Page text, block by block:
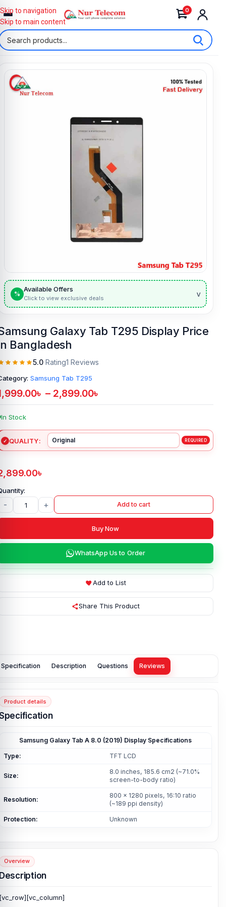
0
Skip to navigation
Skip to main content
%
Available Offers
Click to view exclusive deals v
Galaxy Tab T295 Display Price
Bangladesh
5.0 Rating1 Reviews
Samsung Tab T295
৳ – 2,899.00৳
In Stock
QUALITY
৳
- + Add to cart
Buy Now
WhatsApp Us to Order
Add to List
Share This Product
Specification Description Questions Reviews
Product details
Samsung Galaxy Tab A 8.0 (2019) Display Specifications
Type: TFT LCD
Size:
8.0 inches, 185.6 cm2 (~71.0%
screen-to-body ratio)
Resolution:
800 x 1280 pixels, 16:10 ratio
(~189 ppi density)
Protection: Unknown
Overview